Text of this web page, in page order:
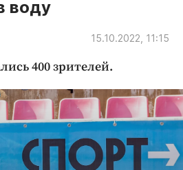
и ЖКХ
воду
15.10.2022, 11:15
400 зрителей.